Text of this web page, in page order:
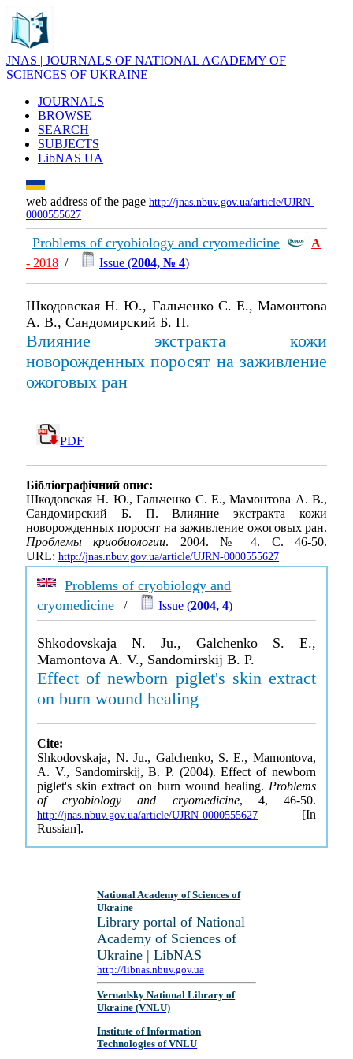
JNAS | JOURNALS OF NATIONAL ACADEMY OF
SCIENCES OF UKRAINE
JOURNALS
BROWSE
SEARCH
SUBJECTS
LibNAS UA
web address of the page http://jnas.nbuv.gov.ua/article/UJRN-
0000555627
Problems of cryobiology and cryomedicine
А
- 2018 / Issue (2004, № 4)
Шкодовская Н. Ю., Гальченко С. Е., Мамонтова
А. В., Сандомирский Б. П.
Влияние экстракта кожи
новорожденных поросят на заживление
ожоговых ран
PDF
Бібліографічний опис:
Шкодовская Н. Ю., Гальченко С. Е., Мамонтова А. В.,
Сандомирский Б. П. Влияние экстракта кожи
новорожденных поросят на заживление ожоговых ран.
Проблемы криобиологии. 2004. № 4. С. 46-50.
URL: http://jnas.nbuv.gov.ua/article/UJRN-0000555627
Problems of cryobiology and
cryomedicine / Issue (2004, 4)
Shkodovskaja N. Ju., Galchenko S. E.,
Mamontova A. V., Sandomirskij B. P.
Effect of newborn piglet's skin extract
on burn wound healing
Cite:
Shkodovskaja, N. Ju., Galchenko, S. E., Mamontova,
A. V., Sandomirskij, B. P. (2004). Effect of newborn
piglet's skin extract on burn wound healing. Problems
of cryobiology and cryomedicine, 4, 46-50.
http://jnas.nbuv.gov.ua/article/UJRN-0000555627 [In
Russian].
National Academy of Sciences of
Ukraine
Library portal of National
Academy of Sciences of
Ukraine | LibNAS
http://libnas.nbuv.gov.ua
Vernadsky National Library of
Ukraine (VNLU)
Institute of Information
Technologies of VNLU